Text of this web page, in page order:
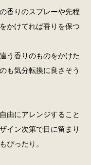
香りのスプレーや先程
かけてれば香りを保つ
う香りのものをかけた
も気分転換に良さそう
由にアレンジすること
イン次第で目に留まり
ぴったり。